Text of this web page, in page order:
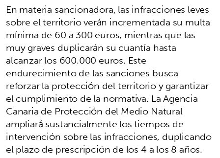
En materia sancionadora, las infracciones leves
sobre el territorio verán incrementada su multa
mínima de 60 a 300 euros, mientras que las
muy graves duplicarán su cuantía hasta
alcanzar los 600.000 euros. Este
endurecimiento de las sanciones busca
reforzar la protección del territorio y garantizar
el cumplimiento de la normativa. La Agencia
Canaria de Protección del Medio Natural
ampliará sustancialmente los tiempos de
intervención sobre las infracciones, duplicando
el plazo de prescripción de los 4 a los 8 años.